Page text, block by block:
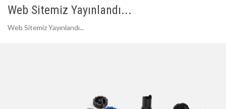
Web Sitemiz Yayınlandı...
Web Sitemiz Yayınlandı...